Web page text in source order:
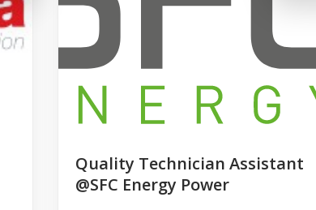
Quality Technician Assistant
@SFC Energy Power